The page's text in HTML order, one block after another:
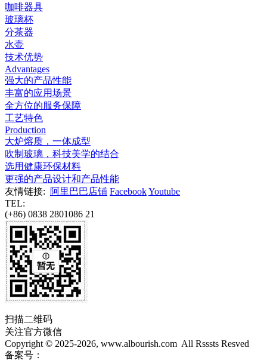
咖啡器具
玻璃杯
分茶器
水壶
技术优势
Advantages
强大的产品性能
丰富的应用场景
全方位的服务保障
工艺特色
Production
大炉熔质，一体成型
吹制玻璃，科技美学的结合
选用健康环保材料
更强的产品设计和产品性能
友情链接:
阿里巴巴店铺 FacebookYoutube
TEL:
(+86) 0838 2801086 21
扫描二维码
关注官方微信
Copyright © 2025-2026, www.albourish.com All Rsssts Resved
备案号：